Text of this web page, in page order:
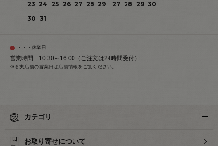
23
24 25 26 27 28 29
30
31
27 28 29 30
・・・休業日
営業時間：10:30～16:00（ご注文は24時間受付）
※各実店舗の営業日は店舗情報をご覧ください。
カテゴリ
お取り寄せについて